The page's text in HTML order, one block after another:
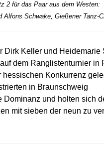
2 für das Paar aus dem Westen:
Alfons Schwake, Gießener Tanz-
Dirk Keller und Heidemarie
dem Ranglistenturnier in
hessischen Konkurrenz
in Braunschweig
Dominanz und holten sich
mit sieben der neun zu